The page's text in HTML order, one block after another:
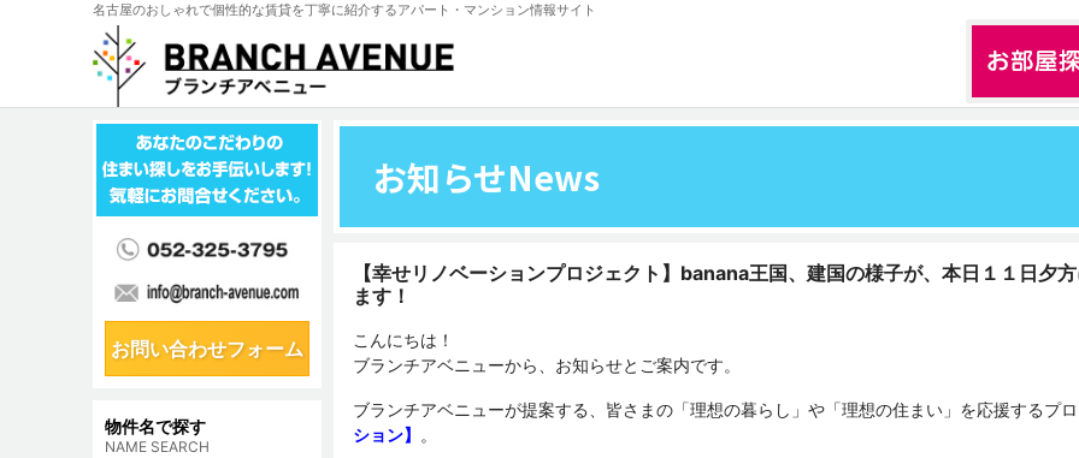
名古屋のおしゃれで個性的な賃貸を丁寧に紹介するアパート・マンション情報サイト
お知らせNews
【幸せリノベーションプロジェクト】banana王国、建国の様子が、本日１１日夕
ます！
こんにちは！
ブランチアベニューから、お知らせとご案内です。
ブランチアベニューが提案する、皆さまの「理想の暮らし」や「理想の住まい」を応援するプ
ション】
。
お問い合わせフォーム
物件名で探す
NAME SEARCH